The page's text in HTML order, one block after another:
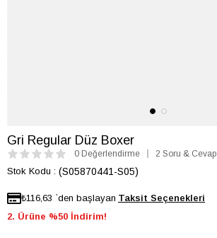
Gri Regular Düz Boxer
0 Değerlendirme 2 Soru & Cevap
Stok Kodu (S05870441-S05)
₺116,63 `den başlayan
2. Ürüne %50 İndirim!